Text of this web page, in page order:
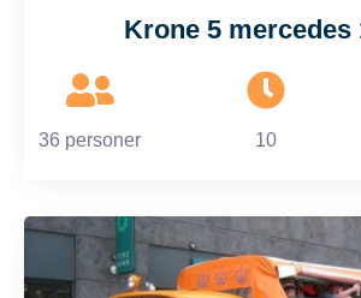
Krone 5 mercedes
36 personer 10